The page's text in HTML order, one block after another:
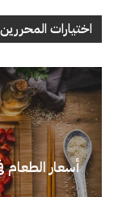
اختيارات المحررين
أسعار الطعام